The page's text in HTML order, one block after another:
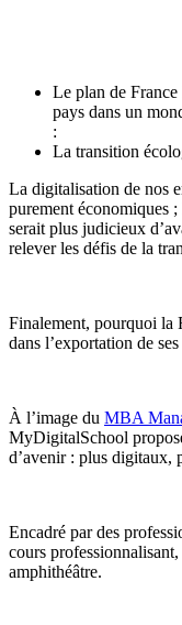
Le plan de France
pays dans un
:
La transition
La digitalisation de nos
purement économiques
serait plus judicieux
relever les défis de la
Finalement, pourquoi la
dans l’exportation de
À l’image du MBA
MyDigitalSchool
d’avenir : plus digitaux,
Encadré par des
cours
amphithéâtre.